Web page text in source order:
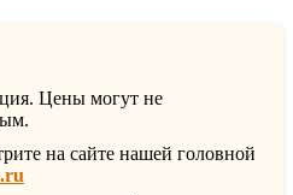
Цены могут не
на сайте нашей головной